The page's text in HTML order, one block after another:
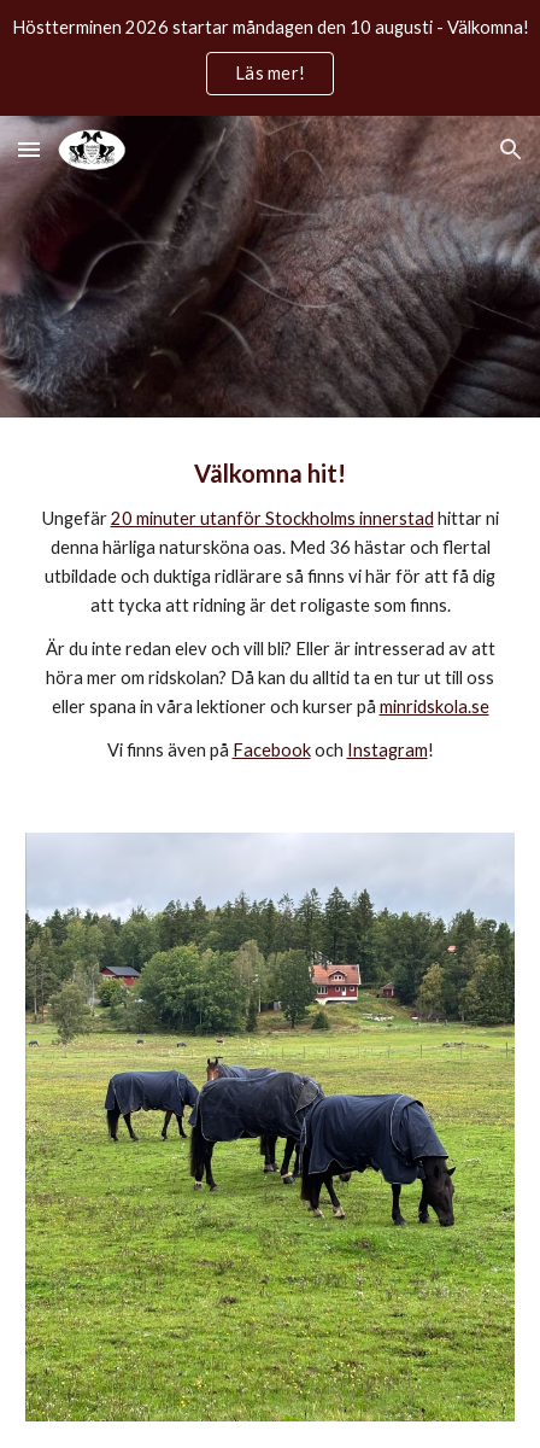
Skip to navigation
Höstterminen 2026 startar måndagen den 10 augusti - Välkomna!
Läs mer!
Välkomna hit!
Ungefär20 minuter utanför Stockholms innerstad hittar ni
denna härliga natursköna oas. Med 36 hästar och flertal
utbildade och duktiga ridlärare så finns vi här för att få dig
att tycka att ridning är det roligaste som finns.
Är du inte redan elev och vill bli? Eller är intresserad av att
höra mer om ridskolan? Då kan du alltid ta en tur ut till oss
eller spana in våra lektioner och kurser på minridskola.se
Vi finns även på Facebookoch Instagram!